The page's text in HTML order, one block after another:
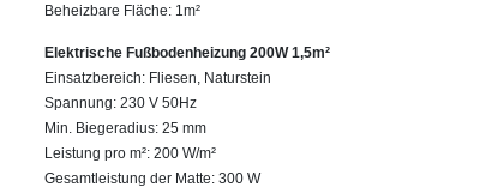
Beheizbare Fläche: 1m²
Elektrische Fußbodenheizung 200W 1,5m²
Einsatzbereich: Fliesen, Naturstein
Spannung: 230 V 50Hz
Min. Biegeradius: 25 mm
Leistung pro m²: 200 W/m²
Gesamtleistung der Matte: 300 W